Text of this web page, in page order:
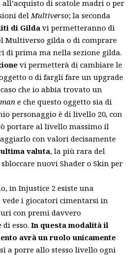
di scatole madri o per
del Multiverso; la seconda
di Gilda vi permetteranno di
Multiverso gilda o di comprare
di prima ma nella sezione gilda.
vi permetterà di cambiare le
o di fargli fare un upgrade
che io abbia trovato un
e che questo oggetto sia di
personaggio è di livello 20, con
portare al livello massimo il
con valori decisamente
valuta, la più rara del
nuovi Shader o Skin per
in Injustice 2 esiste una
vede i giocatori cimentarsi in
con premi davvero
esso. In questa modalità il
avrà un ruolo unicamente
a porre allo stesso livello ogni